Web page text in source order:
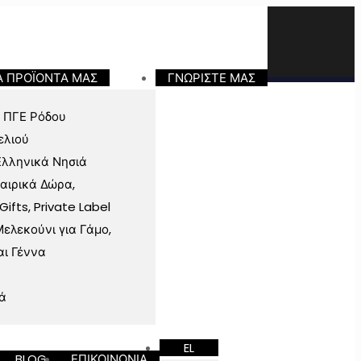
ΠΡΟΪΟΝΤΑ ΜΑΣ
ΠΓΕ Ρόδου
Νησιά
Δώρα,
Private Label
για Γάμο,
Γέννα
ΓΝΩΡΙΣΤΕ ΜΑΣ
EL